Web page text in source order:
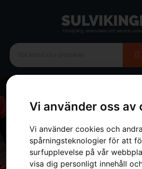
Vi använder oss av
Vi använder cookies och andra
spårningsteknologier för att
surfupplevelse på vår
visa dig personligt innehåll
För dina
Skogs- och